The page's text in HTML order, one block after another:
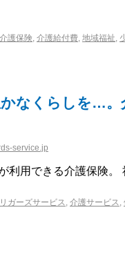
介護保険, 介護給付費, 地域福祉,
かなくらしを…
service.jp
用できる介護保険。
リガーズサービス, 介護サービス,